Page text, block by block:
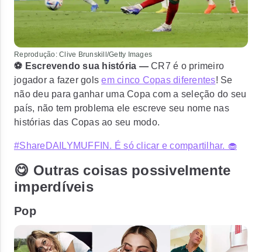
Reprodução: Clive Brunskill/Getty Images
⚽ Escrevendo sua história —CR7 é o primeiro
jogador a fazer golsem cinco Copas diferentes! Se
não deu para ganhar uma Copa com a seleção do seu
país, não tem problema ele escreve seu nome nas
histórias das Copas ao seu modo.
#ShareDAILYMUFFIN. É só clicar e compartilhar. 🧁
😋 Outras coisas possivelmente
imperdíveis
Pop